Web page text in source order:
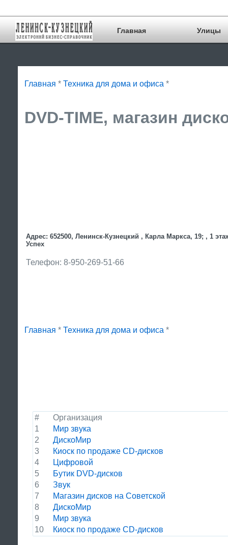
Главная Улицы
Главная * Техника для дома и офиса *
DVD-TIME, магазин
Адрес: 652500, Ленинск-Кузнецкий , Карла Маркса, 19; , 1
Успех
Телефон: 8-950-269-51-66
Главная * Техника для дома и офиса *
#
Организация
1
Мир звука
2
ДискоМир
3
Киоск по продаже CD-дисков
4
Цифровой
5
Бутик DVD-дисков
6
Звук
7
Магазин дисков на Советской
8
ДискоМир
9
Мир звука
10
Киоск по продаже CD-дисков